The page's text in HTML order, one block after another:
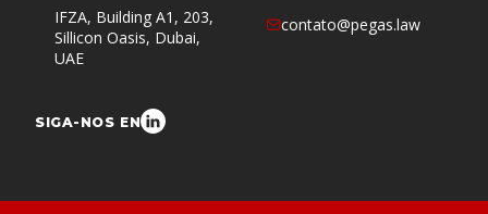
IFZA, Building A1, 203,
Sillicon Oasis, Dubai,
UAE
contato@pegas.law
SIGA-NOS EN